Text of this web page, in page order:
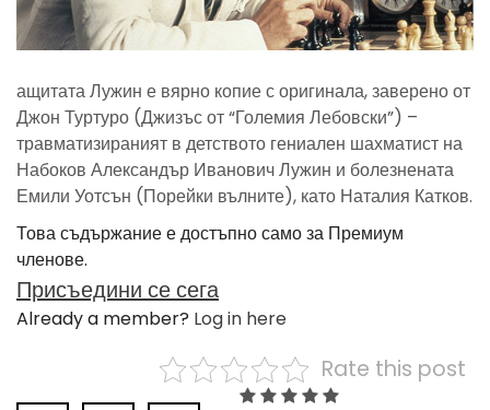
ащитата Лужин е вярно копие с оригинала, заверено от
Джон Туртуро (Джизъс от “Големия Лебовски”) –
травматизираният в детството гениален шахматист на
Набоков Александър Иванович Лужин и болезнената
Емили Уотсън (Порейки вълните), като Наталия Катков.
Това съдържание е достъпно само за Премиум
членове.
Присъедини се сега
Already a member? Log in here
Rate this post